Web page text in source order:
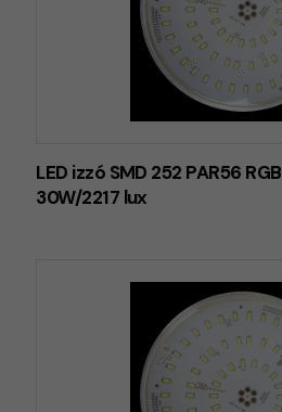
LED izzó SMD 252 PAR56 RGB
30W/2217 lux